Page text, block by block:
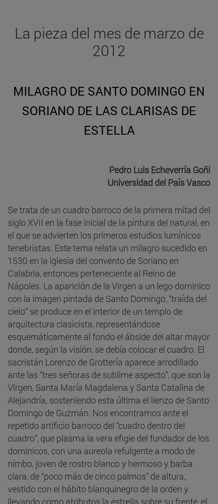
La pieza del mes de marzo de
2012
MILAGRO DE SANTO DOMINGO EN
SORIANO DE LAS CLARISAS DE
ESTELLA
Pedro Luis Echeverría Goñi
Universidad del País Vasco
Se trata de un cuadro barroco de la primera mitad del
siglo XVII en la fase inicial de la pintura del natural, en
el que se advierten los primeros estudios lumínicos
tenebristas. Este tema relata un milagro sucedido en
1530 en la iglesia del convento de Soriano en
Calabria, entonces perteneciente al Reino de
Nápoles. La aparición de la Virgen a un lego dominico
con la imagen pintada de Santo Domingo, “traída del
cielo” se produce en el interior de un templo de
arquitectura clasicista, representándose
esquemáticamente al fondo el ábside del altar mayor
donde, según la visión, se debía colocar el cuadro. El
sacristán Lorenzo de Grottería aparece arrodillado
ante las “tres señoras de sublime aspecto”, que son la
Virgen, Santa María Magdalena y Santa Catalina de
Alejandría, sosteniendo esta última el lienzo de Santo
Domingo de Guzmán. Nos encontramos ante el
repetido artificio barroco del “cuadro dentro del
cuadro”, que plasma la vera efigie del fundador de los
dominicos, con una aureola refulgente a modo de
nimbo, joven de rostro blanco y hermoso y barba
clara, de “poco más de cinco palmos” de altura,
vestido con el hábito blanquinegro de la orden y
llevando como atributos la estrella sobre su frente, el